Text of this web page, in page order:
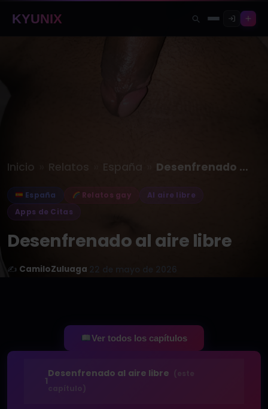
KYUNIX
Inicio Relatos España Desenfrenado al aire libre
España Relatos gay
Al aire libre
Apps de Citas
Desenfrenado al aire libre
✍️ CamiloZuluaga 22 de mayo de 2026
Ver todos los capítulos
1
Desenfrenado al aire libre
(este